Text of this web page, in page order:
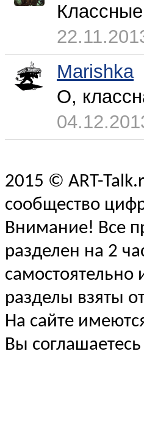
Marishka
О,
2015 © ART-
сообщество
Внимание! Все
разделен на 2
самостоятельно
разделы взяты
На сайте
Вы